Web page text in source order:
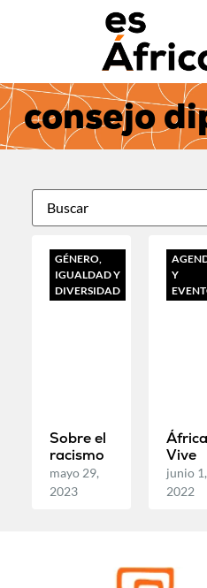
consejo
GÉNERO,
IGUALDAD Y
DIVERSIDAD
Sobre el
racismo
mayo 29,
2023
Y
África
Vive
junio 1,
2022